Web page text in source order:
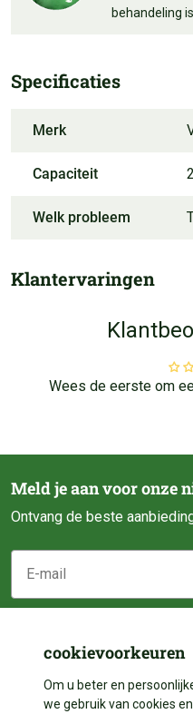
behandeling
Specificaties
Merk
Capaciteit
Welk probleem
Klantervaringen
Wees de eerste om
Meld je aan voor onze
Ontvang de beste
E-mail
Klantenservice
Over ons
Categorieën
cookievoorkeuren
Om u beter en
we gebruik van cookies